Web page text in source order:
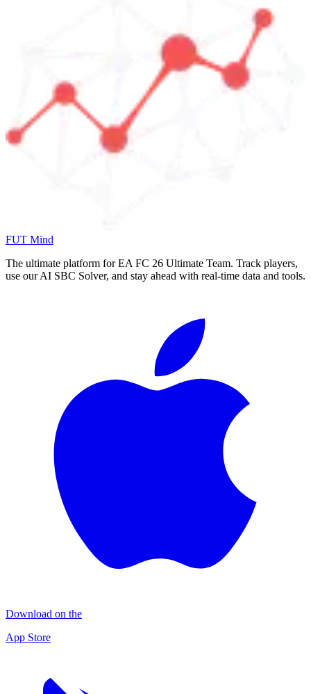
FUT Mind
The ultimate platform for EA FC 26 Ultimate Team. Track players,
use our AI SBC Solver, and stay ahead with real-time data and tools.
Download on the
App Store